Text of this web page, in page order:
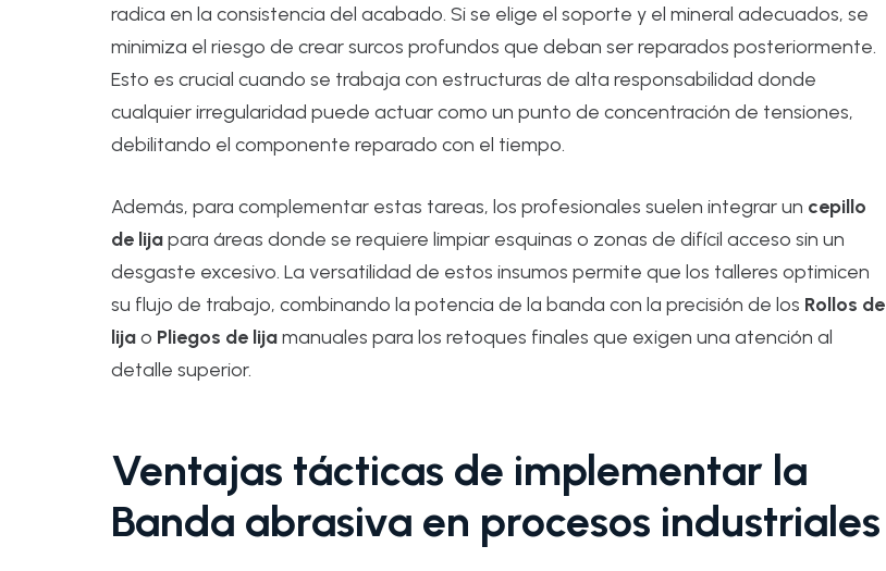
radica en la consistencia del acabado. Si se elige el soporte y el mineral adecuados, se
minimiza el riesgo de crear surcos profundos que deban ser reparados posteriormente.
Esto es crucial cuando se trabaja con estructuras de alta responsabilidad donde
cualquier irregularidad puede actuar como un punto de concentración de tensiones,
debilitando el componente reparado con el tiempo.
Además, para complementar estas tareas, los profesionales suelen integrar un cepillo
de lijapara áreas donde se requiere limpiar esquinas o zonas de difícil acceso sin un
desgaste excesivo. La versatilidad de estos insumos permite que los talleres optimicen
su flujo de trabajo, combinando la potencia de la banda con la precisión de los Rollos de
lijao Pliegos de lijamanuales para los retoques finales que exigen una atención al
detalle superior.
Ventajas tácticas de implementar la
Banda abrasiva en procesos industriales